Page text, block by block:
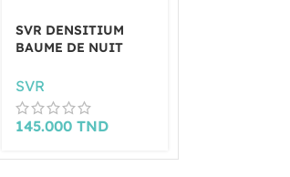
SVR DENSITIUM
BAUME DE NUIT
SVR
145.000 TND